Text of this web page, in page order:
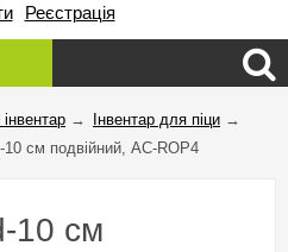
Реєстрація
→ Інвентар для піци →
10 см подвійний, AC-ROP4
10 см